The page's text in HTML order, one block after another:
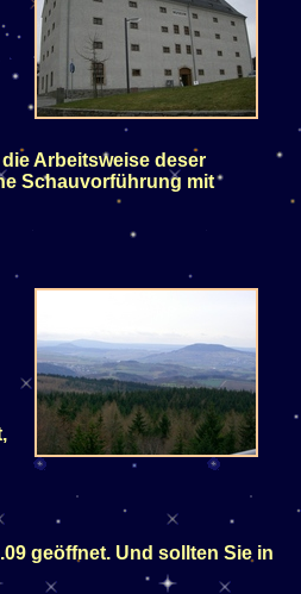
Arbeitsweise deser
Schauvorführung mit
geöffnet. Und sollten Sie in